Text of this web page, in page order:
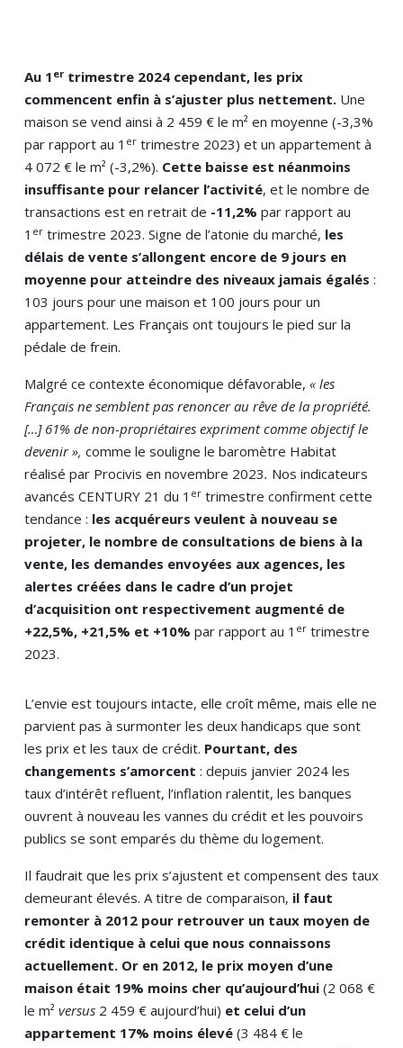
Au 1 er trimestre 2024 cependant, les prix
commencent enfin à s’ajuster plus nettement. Une
maison se vend ainsi à 2 459 € le m² en moyenne (-3,3%
par rapport au 1 er trimestre 2023) et un appartement à
4 072 € le m² (-3,2%). Cette baisse est néanmoins
insuffisante pour relancer l’activité, et le nombre de
transactions est en retrait de -11,2% par rapport au
1 er trimestre 2023. Signe de l’atonie du marché, les
délais de vente s’allongent encore de 9 jours en
moyenne pour atteindre des niveaux jamais égalés :
103 jours pour une maison et 100 jours pour un
appartement. Les Français ont toujours le pied sur la
pédale de frein.
Malgré ce contexte économique défavorable, « les
Français ne semblent pas renoncer au rêve de la propriété.
[…] 61% de non-propriétaires expriment comme objectif le
devenir », comme le souligne le baromètre Habitat
réalisé par Procivis en novembre 2023. Nos indicateurs
avancés CENTURY 21 du 1 er trimestre confirment cette
tendance : les acquéreurs veulent à nouveau se
projeter, le nombre de consultations de biens à la
vente, les demandes envoyées aux agences, les
alertes créées dans le cadre d’un projet
d’acquisition ont respectivement augmenté de
+22,5%, +21,5% et +10% par rapport au 1 er trimestre
2023.
L’envie est toujours intacte, elle croît même, mais elle ne
parvient pas à surmonter les deux handicaps que sont
les prix et les taux de crédit. Pourtant, des
changements s’amorcent : depuis janvier 2024 les
taux d’intérêt refluent, l’inflation ralentit, les banques
ouvrent à nouveau les vannes du crédit et les pouvoirs
publics se sont emparés du thème du logement.
Il faudrait que les prix s’ajustent et compensent des taux
demeurant élevés. A titre de comparaison, il faut
remonter à 2012 pour retrouver un taux moyen de
crédit identique à celui que nous connaissons
actuellement. Or en 2012, le prix moyen d’une
maison était 19% moins cher qu’aujourd’hui (2 068 €
le m² versus 2 459 € aujourd’hui) et celui d’un
appartement 17% moins élevé (3 484 € le